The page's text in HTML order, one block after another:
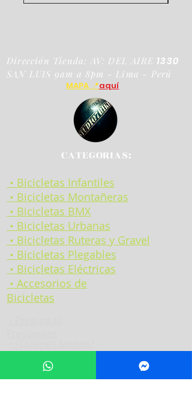
Dirección Tienda: AV: DEL AIRE 1330
SAN LUIS 9am a 8pm - Lima - Perú
MAPA 📍aquí
CATEGORIAS:
• Bicicletas Infantiles
• Bicicletas Montañeras
• Bicicletas BMX
• Bicicletas Urbanas
• Bicicletas Ruteras y Gravel
• Bicicletas Plegables
• Bicicletas Eléctricas
• Accesorios de
Bicicletas